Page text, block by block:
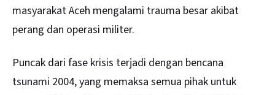
masyarakat Aceh mengalami trauma besar akibat
perang dan operasi militer.
Puncak dari fase krisis terjadi dengan bencana
tsunami 2004, yang memaksa semua pihak untuk